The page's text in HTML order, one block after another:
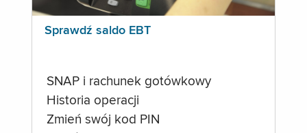
Sprawdź saldo EBT
SNAP i rachunek gotówkowy
Historia operacji
Zmień swój kod PIN